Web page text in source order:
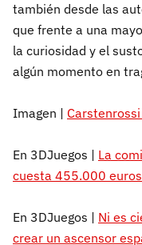
también desde las
que frente a una
la curiosidad y el
algún momento en
Imagen |
En 3DJuegos | La
cuesta 455.000
En 3DJuegos | Ni es
crear un ascensor